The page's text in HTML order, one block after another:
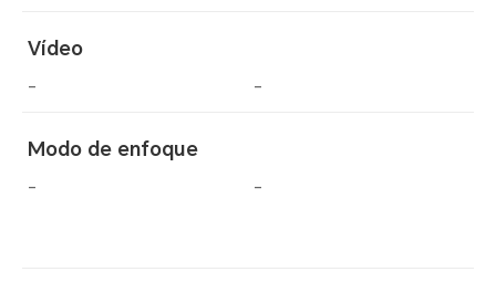
Vídeo
-
Modo de enfoque
-
-
-